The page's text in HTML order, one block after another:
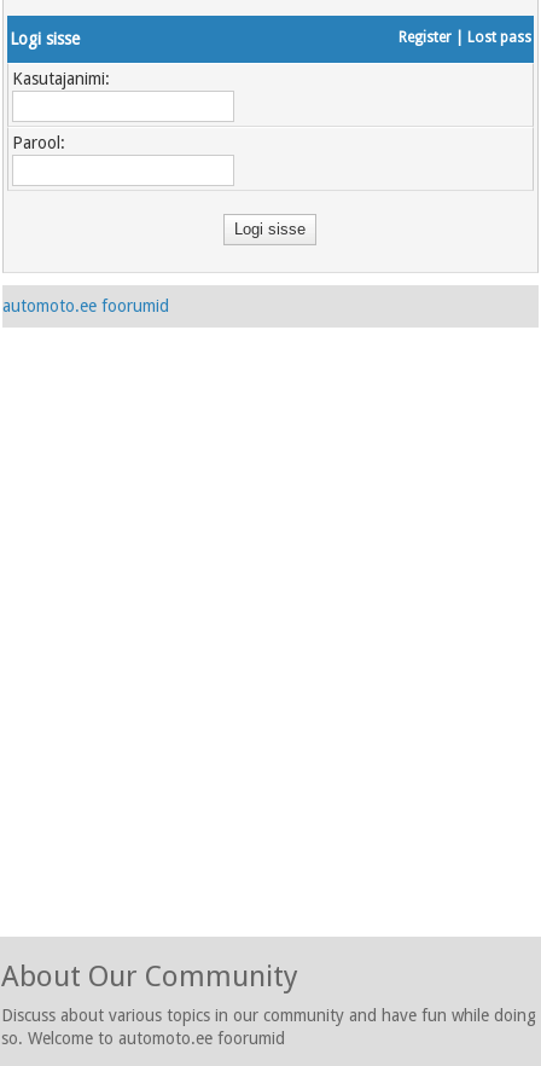
Logi sisse Register| Lost pass
Kasutajanimi:
Parool:
automoto.ee foorumid
About Our Community
Discuss about various topics in our community and have fun while doing
so. Welcome to automoto.ee foorumid